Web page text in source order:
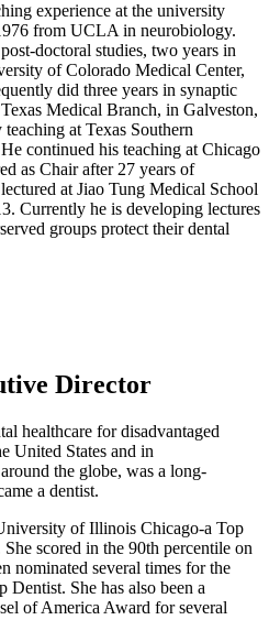
experience at the university
from UCLA in neurobiology.
doctoral studies, two years in
of Colorado Medical Center,
did three years in synaptic
Medical Branch, in Galveston,
at Texas Southern
continued his teaching at Chicago
as Chair after 27 years of
at Jiao Tung Medical School
Currently he is developing lectures
groups protect their dental
Director
healthcare for disadvantaged
United States and in
the globe, was a long-
a dentist.
of Illinois Chicago-a Top
scored in the 90th percentile on
nominated several times for the
Dentist. She has also been a
of America Award for several